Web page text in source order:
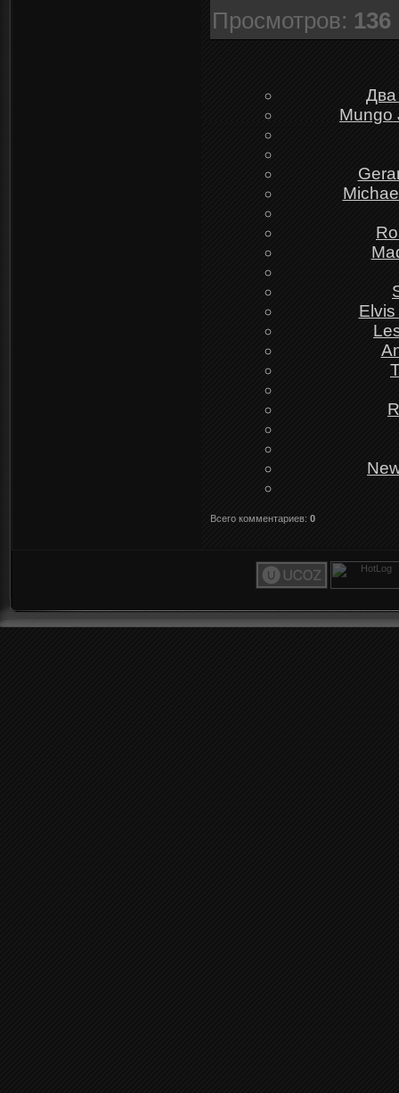
Просмотров: 136
Два
Mungo
Всего комментариев: 0